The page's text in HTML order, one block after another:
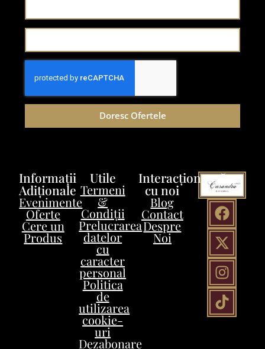
Doresc Ofertele
Interacționează
cu noi
Blog
Contact
Despre
Noi
Utile
Termeni
&
Condiții
Prelucrarea
datelor
cu
caracter
personal
Politica
de
utilizarea
cookie-
uri
Dezabonare
Informații
Adiționale
Evenimente
Oferte
Cere un
Produs